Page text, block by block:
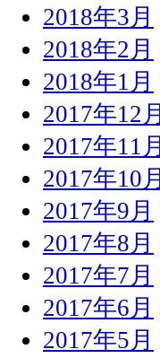
2018年3月
2018年2月
2018年1月
2017年12月
2017年11月
2017年10月
2017年9月
2017年8月
2017年7月
2017年6月
2017年5月